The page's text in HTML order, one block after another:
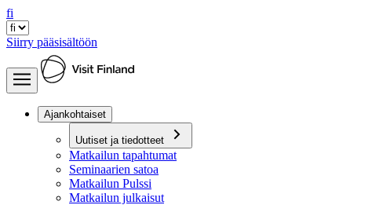
fi
Siirry pääsisältöön
Ajankohtaiset
Uutiset ja tiedotteet
Matkailun tapahtumat
Seminaarien satoa
Matkailun Pulssi
Matkailun julkaisut